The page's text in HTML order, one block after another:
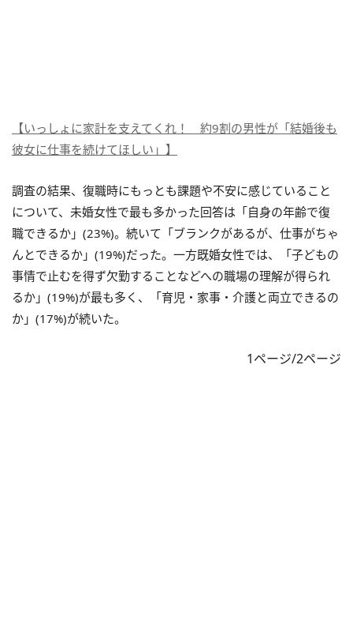
【いっしょに家計を支えてくれ！ 約9割の男性が「結婚後も
彼女に仕事を続けてほしい」】
調査の結果、 復職時にもっとも課題や不安に感じていること
について、未婚女性で最も多かった回答は「自身の年齢で復
職できるか」(23%)。続いて「ブランクがあるが、仕事がちゃ
んとできるか」(19%)だった。一方既婚女性では、「子どもの
事情で止むを得ず欠勤することなどへの職場の理解が得られ
るか」(19%)が最も多く、「育児・家事・介護と両立できるの
か」(17%)が続いた。
1ページ/2ページ